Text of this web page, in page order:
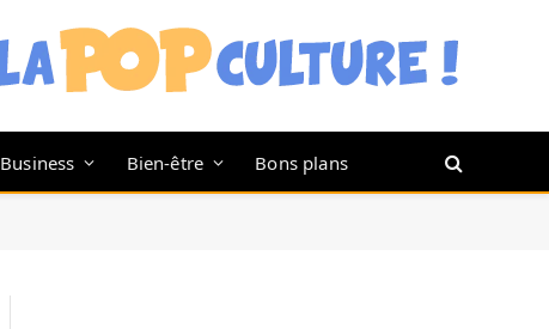
Business Bien-être Bons plans